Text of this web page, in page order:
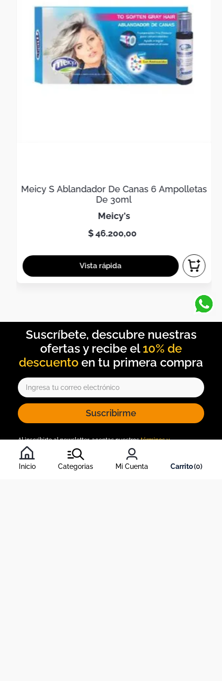
Inicio Categorias Mi Cuenta 0
Meicy S Ablandador De Canas 6 Ampolletas
De 30ml
meicy's
$46.200,00
10% de
descuento
Suscribirme
Al inscribirte al newsletter, aceptas nuestrostérminos y
condiciones
, y nuestra política de tratamiento de información